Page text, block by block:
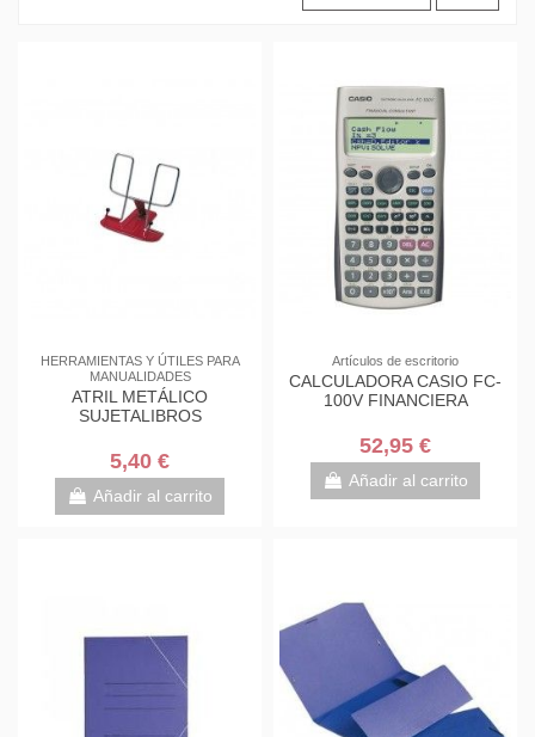
HERRAMIENTAS Y ÚTILES PARA
MANUALIDADES
ATRIL METÁLICO
SUJETALIBROS
5,40 €
Añadir al carrito
Artículos de escritorio
CALCULADORA CASIO FC-
100V FINANCIERA
52,95 €
Añadir al carrito